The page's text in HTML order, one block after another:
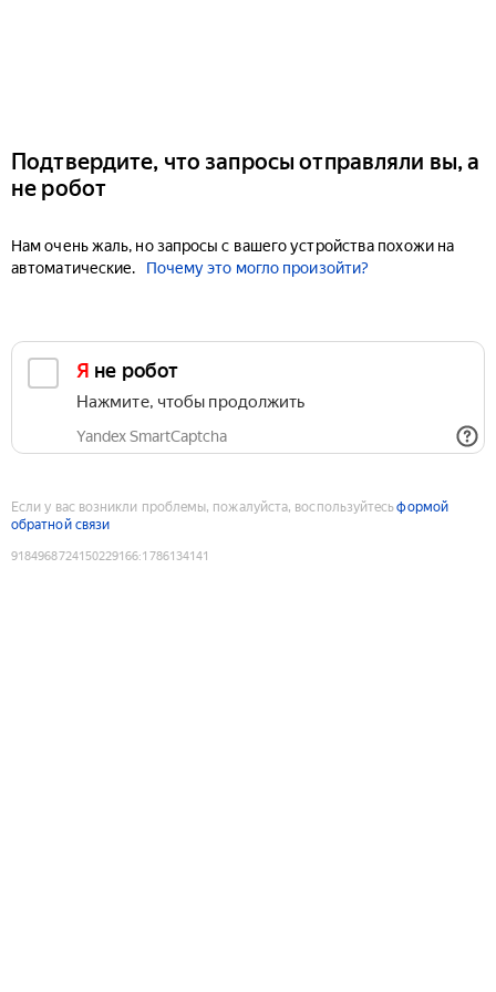
Подтвердите, что запросы отправляли вы, а
не робот
Нам очень жаль, но запросы с вашего устройства похожи на
автоматические.
Почему это могло произойти?
Я не робот
Нажмите, чтобы продолжить
Yandex SmartCaptcha
Если у вас возникли проблемы, пожалуйста, воспользуйтесьформой
обратной связи
9184968724150229166:1786134141